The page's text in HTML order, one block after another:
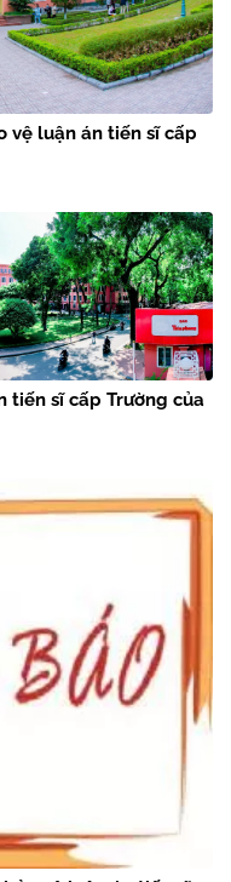
vệ luận án tiến sĩ cấp
tiến sĩ cấp Trường của